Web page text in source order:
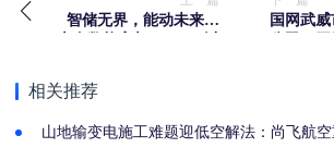
智储无界，能动未来｜
国网武
相关推荐
山地输变电施工难题迎低空解法：尚飞航